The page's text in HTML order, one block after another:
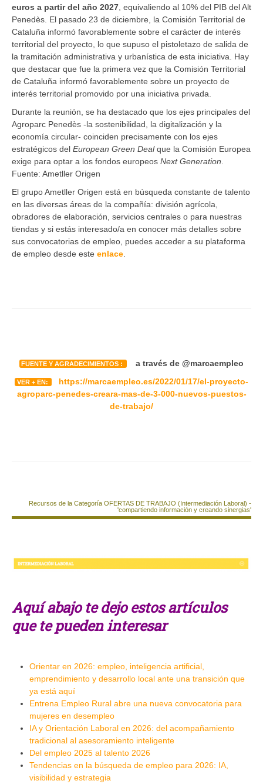
euros a partir del año 2027 , equivaliendo al 10% del PIB del Alt
Penedès. El pasado 23 de diciembre, la Comisión Territorial de
Cataluña informó favorablemente sobre el carácter de interés
territorial del proyecto, lo que supuso el pistoletazo de salida de
la tramitación administrativa y urbanística de esta iniciativa. Hay
que destacar que fue la primera vez que la Comisión Territorial
de Cataluña informó favorablemente sobre un proyecto de
interés territorial promovido por una iniciativa privada.
Durante la reunión, se ha destacado que los ejes principales del
Agroparc Penedès -la sostenibilidad, la digitalización y la
economía circular- coinciden precisamente con los ejes
estratégicos del European Green Dealque la Comisión Europea
exige para optar a los fondos europeos Next Generation
Fuente: Ametller Origen
El grupo Ametller Origen está en búsqueda constante de talento
en las diversas áreas de la compañía: división agrícola,
obradores de elaboración, servicios centrales o para nuestras
tiendas y si estás interesado/a en conocer más detalles sobre
sus convocatorias de empleo, puedes acceder a su plataforma
de empleo desde este enlace
FUENTE Y AGRADECIMIENTOS : a través de @marcaempleo
VER + EN:
https://marcaempleo.es/2022/01/17/el-proyecto-
agroparc-penedes-creara-mas-de-3-000-nuevos-puestos-
de-trabajo/
Recursos de la Categoría OFERTAS DE TRABAJO (Intermediación Laboral) -
'compartiendo información y creando sinergias'
Aquí abajo te dejo estos artículos
que te pueden interesar
Orientar en 2026: empleo, inteligencia artificial,
emprendimiento y desarrollo local ante una transición que
ya está aquí
Entrena Empleo Rural abre una nueva convocatoria para
mujeres en desempleo
IA y Orientación Laboral en 2026: del acompañamiento
tradicional al asesoramiento inteligente
Del empleo 2025 al talento 2026
Tendencias en la búsqueda de empleo para 2026: IA,
visibilidad y estrategia